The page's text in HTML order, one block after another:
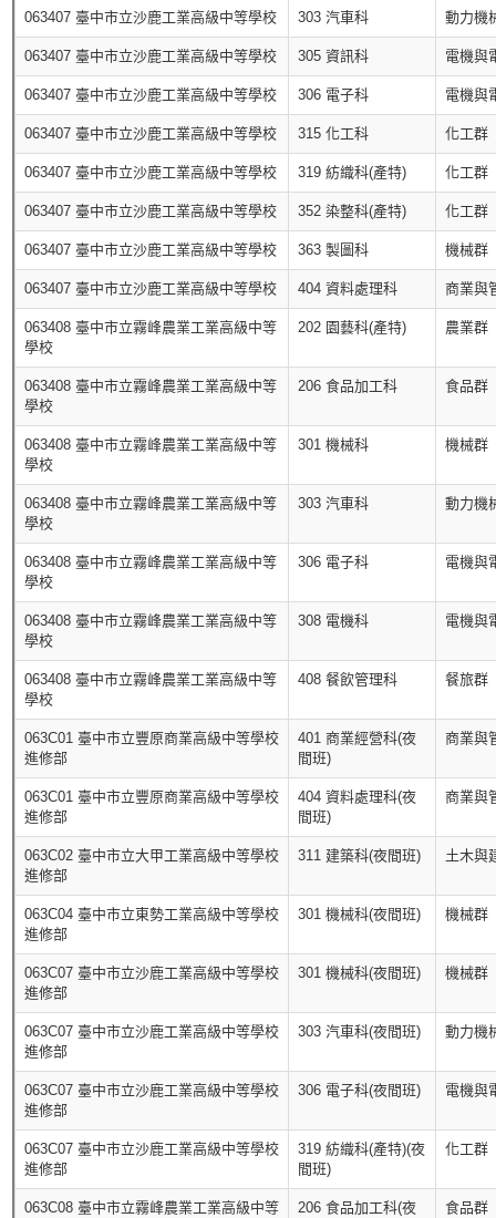
063407 臺中市立沙鹿工業高級中等學校 303 汽車科 動力機
063407 臺中市立沙鹿工業高級中等學校 305 資訊科 電機與
063407 臺中市立沙鹿工業高級中等學校 306 電子科 電機與
063407 臺中市立沙鹿工業高級中等學校 315 化工科 化工群
063407 臺中市立沙鹿工業高級中等學校 319 紡織科(產特) 化工群
063407 臺中市立沙鹿工業高級中等學校 352 染整科(產特) 化工群
063407 臺中市立沙鹿工業高級中等學校 363 製圖科 機械群
063407 臺中市立沙鹿工業高級中等學校 404 資料處理科 商業與
063408 臺中市立霧峰農業工業高級中等
學校
202 園藝科(產特) 農業群
063408 臺中市立霧峰農業工業高級中等
學校
206 食品加工科 食品群
063408 臺中市立霧峰農業工業高級中等
學校
301 機械科 機械群
063408 臺中市立霧峰農業工業高級中等
學校
303 汽車科 動力機
063408 臺中市立霧峰農業工業高級中等
學校
306 電子科 電機與
063408 臺中市立霧峰農業工業高級中等
學校
308 電機科 電機與
063408 臺中市立霧峰農業工業高級中等
學校
408 餐飲管理科 餐旅群
063C01 臺中市立豐原商業高級中等學校
進修部
401 商業經營科(夜
間班)
商業與
063C01 臺中市立豐原商業高級中等學校
進修部
404 資料處理科(夜
間班)
商業與
063C02 臺中市立大甲工業高級中等學校
進修部
311 建築科(夜間班) 土木與
063C04 臺中市立東勢工業高級中等學校
進修部
301 機械科(夜間班) 機械群
063C07 臺中市立沙鹿工業高級中等學校
進修部
301 機械科(夜間班) 機械群
063C07 臺中市立沙鹿工業高級中等學校
進修部
303 汽車科(夜間班) 動力機
063C07 臺中市立沙鹿工業高級中等學校
進修部
306 電子科(夜間班) 電機與
063C07 臺中市立沙鹿工業高級中等學校
進修部
319 紡織科(產特)(夜
間班)
化工群
063C08 臺中市立霧峰農業工業高級中等
206 食品加工科(夜
食品群